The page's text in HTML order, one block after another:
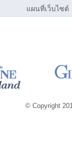
แผนที่เว็บไซต์
© Copyright